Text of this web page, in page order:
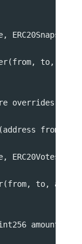
to,
overrides
from,
to,
amount)